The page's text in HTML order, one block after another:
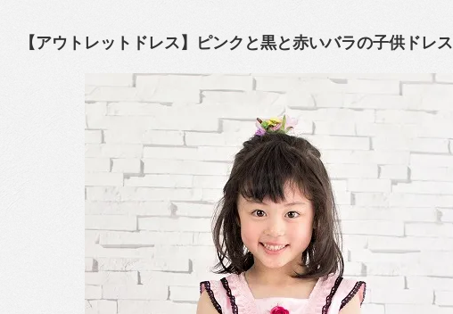
【アウトレットドレス】ピンクと黒と赤いバラの子供ドレス